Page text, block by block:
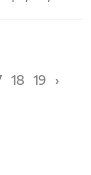
18 19 ›